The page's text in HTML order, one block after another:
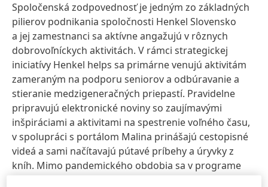
Spoločenská zodpovednosť je jedným zo základných
pilierov podnikania spoločnosti Henkel Slovensko
a jej zamestnanci sa aktívne angažujú v rôznych
dobrovoľníckych aktivitách. V rámci strategickej
iniciatívy Henkel helps sa primárne venujú aktivitám
zameraným na podporu seniorov a odbúravanie a
stieranie medzigeneračných priepastí. Pravidelne
pripravujú elektronické noviny so zaujímavými
inšpiráciami a aktivitami na spestrenie voľného času,
v spolupráci s portálom Malina prinášajú cestopisné
videá a sami načítavajú pútavé príbehy a úryvky z
kníh. Mimo pandemického obdobia sa v programe